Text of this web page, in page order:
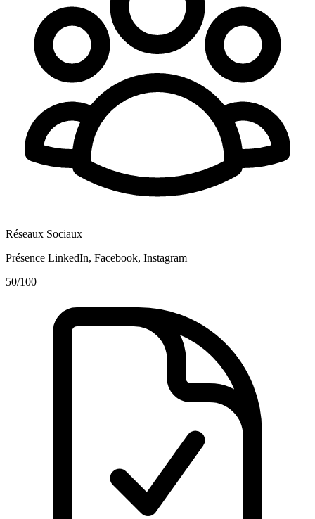
Réseaux Sociaux
Présence LinkedIn, Facebook, Instagram
50/100